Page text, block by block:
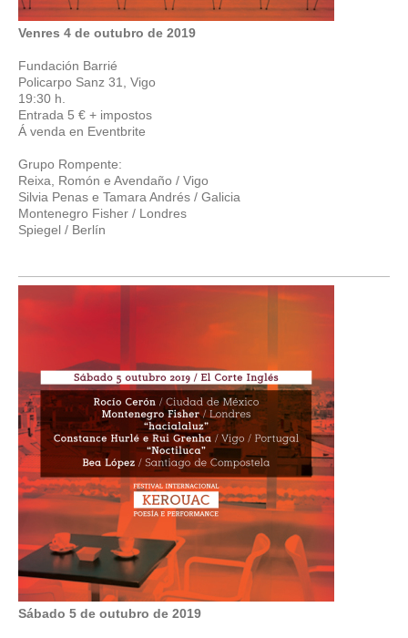
Venres 4 de outubro de 2019
Fundación Barrié
Policarpo Sanz 31, Vigo
19:30 h.
Entrada 5 € + impostos
Á venda en Eventbrite
Grupo Rompente:
Reixa, Romón e Avendaño / Vigo
Silvia Penas e Tamara Andrés / Galicia
Montenegro Fisher / Londres
Spiegel / Berlín
Sábado 5 de outubro de 2019